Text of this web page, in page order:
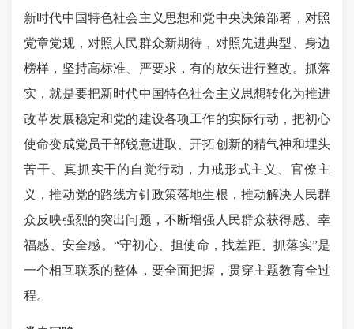
新时代中国特色社会主义思想和党中央决策部署，对照
党章党规，对照人民群众新期待，对照先进典型、身边
榜样，坚持高标准、严要求，有的放矢进行整改。抓落
实，就是要把新时代中国特色社会主义思想转化为推进
改革发展稳定和党的建设各项工作的实际行动，把初心
使命变成党员干部锐意进取、开拓创新的精气神和埋头
苦干、真抓实干的自觉行动，力戒形式主义、官僚主
义，推动党的路线方针政策落地生根，推动解决人民群
众反映强烈的突出问题，不断增强人民群众获得感、幸
福感、安全感。“守初心、担使命，找差距、抓落实”是
一个相互联系的整体，要全面把握，贯穿主题教育全过
程。